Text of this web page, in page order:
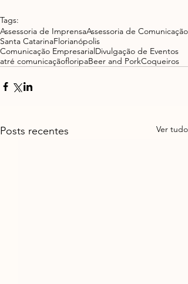
Tags:
Assessoria de ImprensaAssessoria de Comunicação
Santa CatarinaFlorianópolis
Comunicação EmpresarialDivulgação de Eventos
atré comunicaçãofloripaBeer and PorkCoqueiros
Posts recentes Ver tudo